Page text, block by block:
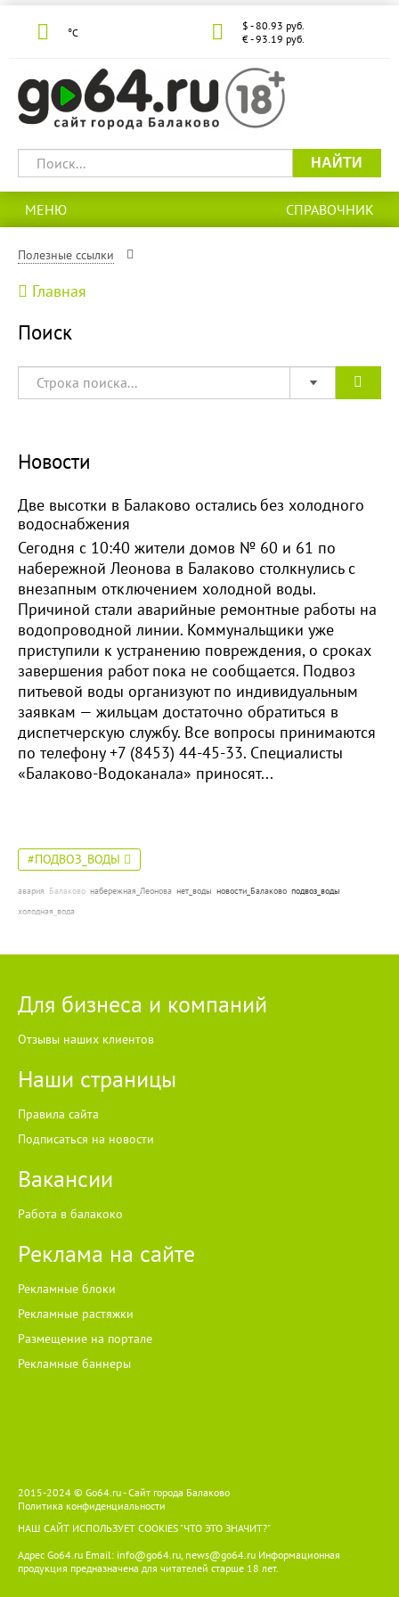
°С
$ - 80.93 руб.
€ - 93.19 руб.
НАЙТИ
МЕНЮ СПРАВОЧНИК
Полезные ссылки
Главная
Поиск
Новости
Две высотки в Балаково остались без холодного
водоснабжения
Сегодня с 10:40 жители домов № 60 и 61 по
набережной Леонова в Балаково столкнулись с
внезапным отключением холодной воды.
Причиной стали аварийные ремонтные работы на
водопроводной линии. Коммунальщики уже
приступили к устранению повреждения, о сроках
завершения работ пока не сообщается. Подвоз
питьевой воды организуют по индивидуальным
заявкам — жильцам достаточно обратиться в
диспетчерскую службу. Все вопросы принимаются
по телефону +7 (8453) 44-45-33. Специалисты
«Балаково-Водоканала» приносят...
#ПОДВОЗ_ВОДЫ
авария Балаково набережная_Леонова нет_воды новости_Балаково подвоз_воды
холодная_вода
Для бизнеса и компаний
Отзывы наших клиентов
Наши страницы
Правила сайта
Подписаться на новости
Вакансии
Работа в балакоко
Реклама на сайте
Рекламные блоки
Рекламные растяжки
Размещение на портале
Рекламные баннеры
2015-2024 © Go64.ru - Сайт города Балаково
Политика конфиденциальности
НАШ САЙТ ИСПОЛЬЗУЕТ COOKIES "ЧТО ЭТО ЗНАЧИТ?"
Адрес Go64.ru Email: info@go64.ru, news@go64.ru Информационная
продукция предназначена для читателей старше 18 лет.